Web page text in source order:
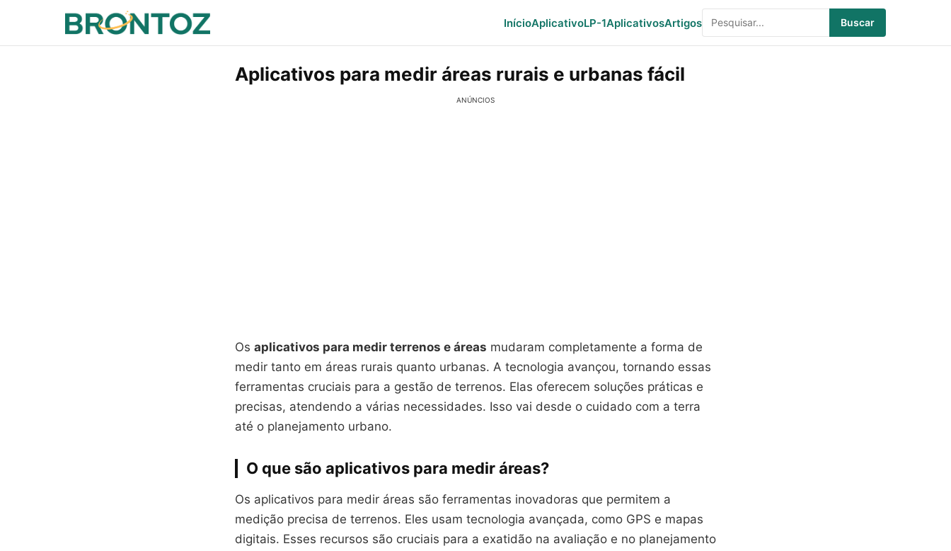
InícioAplicativoLP-1AplicativosArtigos Buscar
Aplicativos para medir áreas rurais e urbanas fácil
ANÚNCIOS
Os aplicativos para medir terrenos e áreas mudaram completamente a forma de
medir tanto em áreas rurais quanto urbanas. A tecnologia avançou, tornando essas
ferramentas cruciais para a gestão de terrenos. Elas oferecem soluções práticas e
precisas, atendendo a várias necessidades. Isso vai desde o cuidado com a terra
até o planejamento urbano.
O que são aplicativos para medir áreas?
Os aplicativos para medir áreas são ferramentas inovadoras que permitem a
medição precisa de terrenos. Eles usam tecnologia avançada, como GPS e mapas
digitais. Esses recursos são cruciais para a exatidão na avaliação e no planejamento